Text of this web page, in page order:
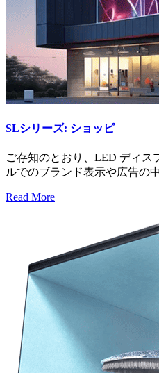
SLシリーズ: ショッピ
ご存知のとおり、LED ディス
ルでのブランド表示や広告の
Read More